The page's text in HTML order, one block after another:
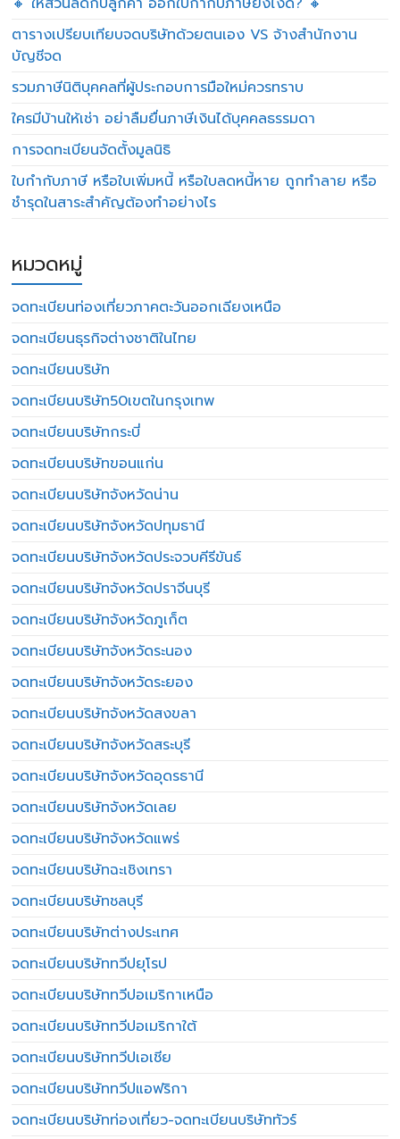
ตารางเปรียบเทียบจดบริษัทด้วยตนเอง VS จ้างสำนักงาน
บัญชีจด
รวมภาษีนิติบุคคลที่ผู้ประกอบการมือใหม่ควรทราบ
ใครมีบ้านให้เช่า อย่าลืมยื่นภาษีเงินได้บุคคลธรรมดา
การจดทะเบียนจัดตั้งมูลนิธิ
ใบกำกับภาษี หรือใบเพิ่มหนี้ หรือใบลดหนี้หาย ถูกทำลาย หรือ
ชำรุดในสาระสำคัญต้องทำอย่างไร
หมวดหมู่
จดทะเบียนท่องเที่ยวภาคตะวันออกเฉียงเหนือ
จดทะเบียนธุรกิจต่างชาติในไทย
จดทะเบียนบริษัท
จดทะเบียนบริษัท50เขตในกรุงเทพ
จดทะเบียนบริษัทกระบี่
จดทะเบียนบริษัทขอนแก่น
จดทะเบียนบริษัทจังหวัดน่าน
จดทะเบียนบริษัทจังหวัดปทุมธานี
จดทะเบียนบริษัทจังหวัดประจวบคีรีขันธ์
จดทะเบียนบริษัทจังหวัดปราจีนบุรี
จดทะเบียนบริษัทจังหวัดภูเก็ต
จดทะเบียนบริษัทจังหวัดระนอง
จดทะเบียนบริษัทจังหวัดระยอง
จดทะเบียนบริษัทจังหวัดสงขลา
จดทะเบียนบริษัทจังหวัดสระบุรี
จดทะเบียนบริษัทจังหวัดอุดรธานี
จดทะเบียนบริษัทจังหวัดเลย
จดทะเบียนบริษัทจังหวัดแพร่
จดทะเบียนบริษัทฉะเชิงเทรา
จดทะเบียนบริษัทชลบุรี
จดทะเบียนบริษัทต่างประเทศ
จดทะเบียนบริษัททวีปยุโรป
จดทะเบียนบริษัททวีปอเมริกาเหนือ
จดทะเบียนบริษัททวีปอเมริกาใต้
จดทะเบียนบริษัททวีปเอเชีย
จดทะเบียนบริษัททวีปแอฟริกา
จดทะเบียนบริษัทท่องเที่ยว-จดทะเบียนบริษัททัวร์